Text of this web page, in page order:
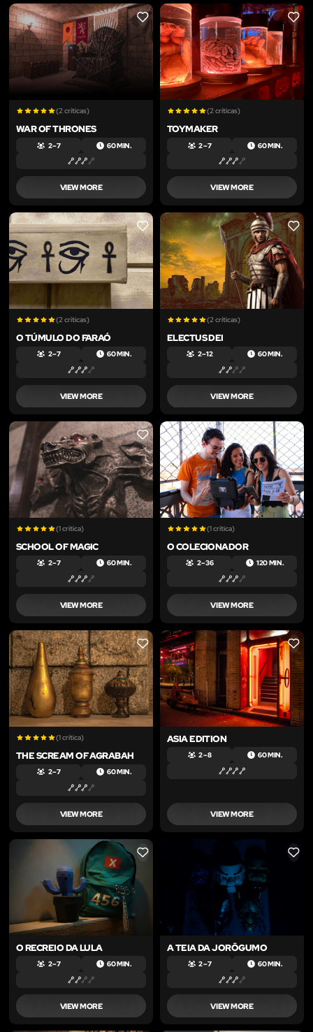
LIKE
(2 críticas)
WAR OF THRONES
2 – 7 60 MIN.
VIEW MORE
LIKE
(2 críticas)
TOYMAKER
2 – 7 60 MIN.
VIEW MORE
LIKE
(2 críticas)
O TÚMULO DO FARAÓ
2 – 7 60 MIN.
VIEW MORE
LIKE
(2 críticas)
ELECTUS DEI
2 – 12 60 MIN.
VIEW MORE
LIKE
(1 crítica)
SCHOOL OF MAGIC
2 – 7 60 MIN.
VIEW MORE
LIKE
(1 crítica)
O COLECIONADOR
2 – 36 120 MIN.
VIEW MORE
LIKE
(1 crítica)
THE SCREAM OF AGRABAH
2 – 7 60 MIN.
VIEW MORE
LIKE
ASIA EDITION
2 – 8 60 MIN.
VIEW MORE
LIKE
O RECREIO DA LULA
2 – 7 60 MIN.
VIEW MORE
LIKE
A TEIA DA JORŌGUMO
2 – 7 60 MIN.
VIEW MORE